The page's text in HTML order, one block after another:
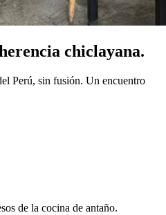
chiclayana.
Perú, sin fusión. Un encuentro
de la cocina de antaño.